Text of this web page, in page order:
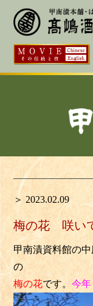
＞ 2023.02.09
梅の花 咲い
甲南漬資料館の
の
梅の花です。今年